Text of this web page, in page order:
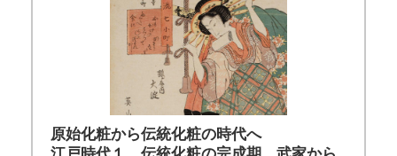
原始化粧から伝統化粧の時代へ